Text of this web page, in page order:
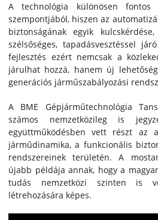
A technológia különösen
szempontjából, hiszen az
biztonságának egyik
szélsőséges, tapadásvesztéssel
fejlesztés ezért nemcsak a
járulhat hozzá, hanem új
generációs járműszabályozási
A BME Gépjárműtechnológia
számos nemzetközileg is
együttműködésben vett részt az
járműdinamika, a funkcionális
rendszereinek területén. A
újabb példája annak, hogy a
tudás nemzetközi szinten is
létrehozására képes.